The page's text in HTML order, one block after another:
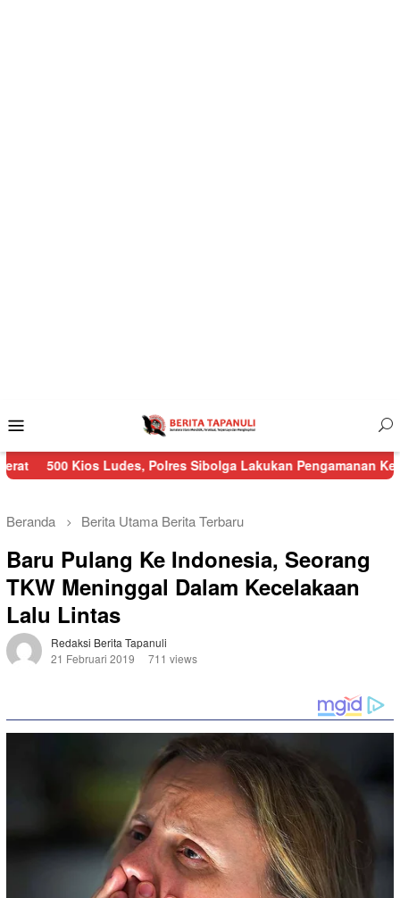
Mobile
Ludes, Polres Sibolga Lakukan Pengamanan Kebakaran
Beranda Berita Utama Berita Terbaru
Baru Pulang Ke Indonesia, Seorang
TKW Meninggal Dalam Kecelakaan
Lalu Lintas
Redaksi Berita Tapanuli
21 Februari 2019
711 views